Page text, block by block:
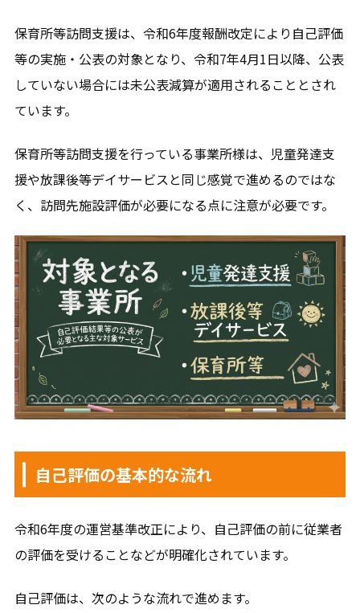
保育所等訪問支援は、令和6年度報酬改定により自己評価
等の実施・公表の対象となり、令和7年4月1日以降、公表
していない場合には未公表減算が適用されることとされ
ています。
保育所等訪問支援を行っている事業所様は、児童発達支
援や放課後等デイサービスと同じ感覚で進めるのではな
く、訪問先施設評価が必要になる点に注意が必要です。
自己評価の基本的な流れ
令和6年度の運営基準改正により、自己評価の前に従業者
の評価を受けることなどが明確化されています。
自己評価は、次のような流れで進めます。